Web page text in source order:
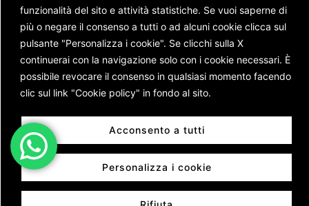
funzionalità del sito e attività statistiche. Se vuoi saperne di
più o negare il consenso a tutti o ad alcuni cookie clicca sul
pulsante "Personalizza i cookie". Se clicchi sulla X
continuerai con la navigazione solo con i cookie necessari. È
possibile revocare il consenso in qualsiasi momento facendo
clic sul link "Cookie policy" in fondo al sito.
Personalizza i cookie
Acconsento a tutti
Cessione d'azienda
Scopri tutti i nostri servizi
Copyright © AGENZIA IMMOBILIARE BATTISTI S.N.C.
P.IVA 01453630228 | Capitale Sociale € 7.400,00 |
Reg. Imprese di Trento n. TN 205 – 17693 | REA n. TN
138120 | Powered bySersis